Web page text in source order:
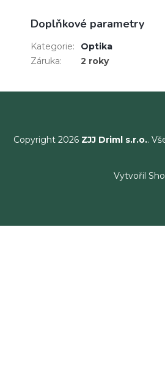
Doplňkové parametry
Kategorie:
Optika
Záruka: 2 roky
Copyright 2026 ZJJ Driml s.r.o..
Vytvořil